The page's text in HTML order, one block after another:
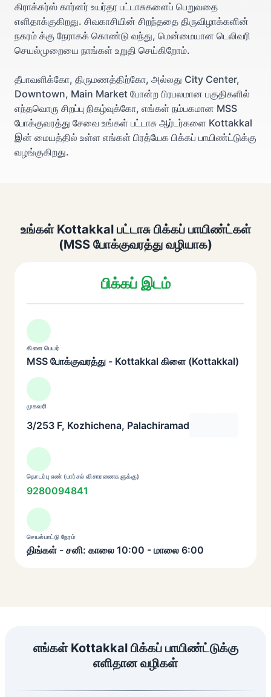
கிராக்கர்ஸ் கார்னர் உயர்தர பட்டாசுகளைப் பெறுவதை
எளிதாக்குகிறது. சிவகாசியின் சிறந்ததை திருவிழாக்களின்
நகரம் க்கு நேராகக் கொண்டு வந்து, மென்மையான டெலிவரி
செயல்முறையை நாங்கள் உறுதி செய்கிறோம்.
தீபாவளிக்கோ, திருமணத்திற்கோ, அல்லது City Center,
Downtown, Main Market போன்ற பிரபலமான பகுதிகளில்
எந்தவொரு சிறப்பு நிகழ்வுக்கோ, எங்கள் நம்பகமான MSS
போக்குவரத்து சேவை உங்கள் பட்டாசு ஆர்டர்களை Kottakkal
இன் மையத்தில் உள்ள எங்கள் பிரத்யேக பிக்கப் பாயிண்ட்டுக்கு
வழங்குகிறது.
உங்கள் Kottakkal பட்டாசு பிக்கப் பாயிண்ட்கள்
(MSS போக்குவரத்து வழியாக)
பிக்கப் இடம்
கிளை பெயர்
MSS போக்குவரத்து - Kottakkal கிளை (Kottakkal)
முகவரி
3/253 F, Kozhichena, Palachiramad
தொடர்பு எண் (பார்சல் விசாரணைகளுக்கு)
9280094841
செயல்பாட்டு நேரம்
திங்கள் - சனி: காலை 10:00 - மாலை 6:00
எங்கள் Kottakkal பிக்கப் பாயிண்ட்டுக்கு
எளிதான வழிகள்